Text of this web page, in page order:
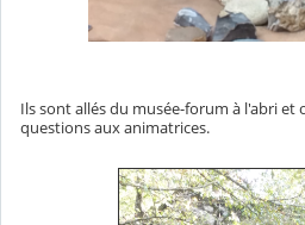
Ils sont allés du musée-forum à l'abri
questions aux animatrices.